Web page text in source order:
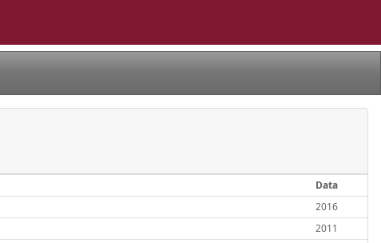
Data
2016
2011